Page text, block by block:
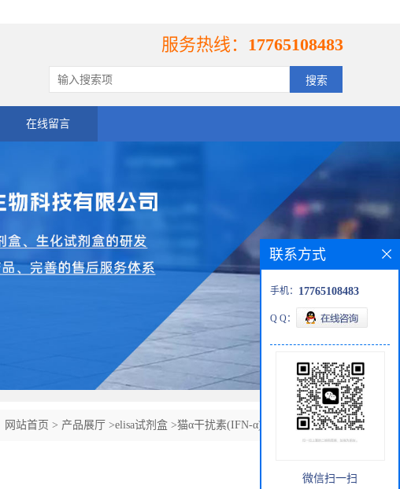
服务热线： 17765108483
在线留言
网站首页 > 产品展厅 >elisa试剂盒 >猫α干扰素(IFN-α)ELISA试剂盒
联系方式
手机： 17765108483
Q Q：
微信扫一扫